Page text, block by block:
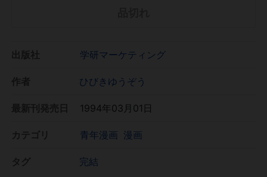
学研マーケティング
ひびきゆうぞう
1994年03月01日
青年漫画 漫画
完結